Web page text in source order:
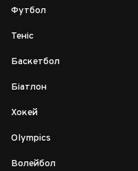
Футбол
Теніс
Баскетбол
Біатлон
Хокей
Olympics
Волейбол